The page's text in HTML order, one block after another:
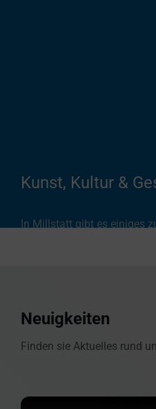
Kunst, Kultur &
In Millstatt gibt es einiges
Neuigkeiten
Finden sie Aktuelles rund